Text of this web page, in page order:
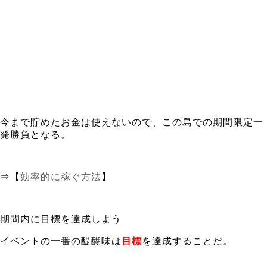
今まで貯めたお金は使えないので、この島での期間限定一
発勝負となる。
⇒【 効率的に稼ぐ方法 】
期間内に目標を達成しよう
イベントの一番の醍醐味は 目標を達成することだ。